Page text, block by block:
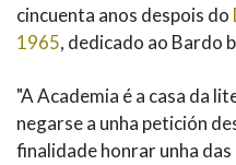
cincuenta anos despois do
1965, dedicado ao Bardo
"A Academia é a casa da
negarse a unha petición
finalidade honrar unha